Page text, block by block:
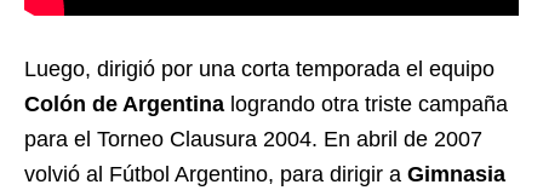
Luego, dirigió por una corta temporada el equipo
Colón de Argentina logrando otra triste campaña
para el Torneo Clausura 2004. En abril de 2007
volvió al Fútbol Argentino, para dirigir a Gimnasia